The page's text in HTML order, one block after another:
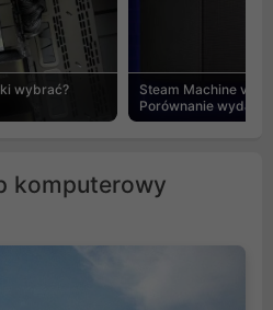
wybrać?
Steam Machine vs
Porównanie
komputerowy